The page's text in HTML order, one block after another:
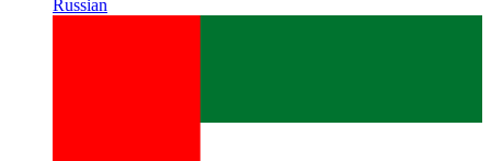
Russian